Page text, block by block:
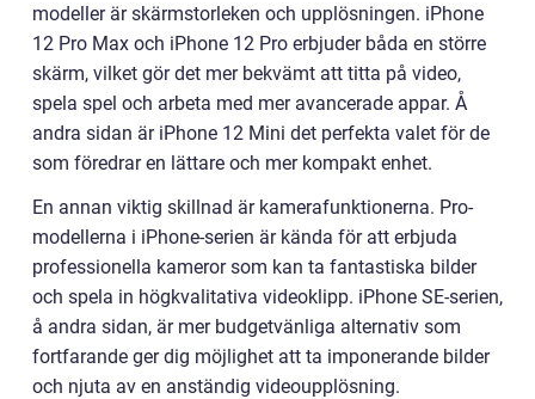
modeller är skärmstorleken och upplösningen. iPhone
12 Pro Max och iPhone 12 Pro erbjuder båda en större
skärm, vilket gör det mer bekvämt att titta på video,
spela spel och arbeta med mer avancerade appar. Å
andra sidan är iPhone 12 Mini det perfekta valet för de
som föredrar en lättare och mer kompakt enhet.
En annan viktig skillnad är kamerafunktionerna. Pro-
modellerna i iPhone-serien är kända för att erbjuda
professionella kameror som kan ta fantastiska bilder
och spela in högkvalitativa videoklipp. iPhone SE-serien,
å andra sidan, är mer budgetvänliga alternativ som
fortfarande ger dig möjlighet att ta imponerande bilder
och njuta av en anständig videoupplösning.